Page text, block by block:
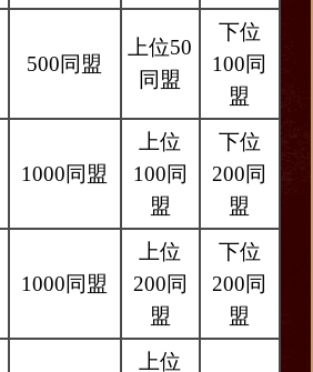
500同盟
上位50
同盟
下位
100同
盟
1000同盟
上位
100同
盟
下位
200同
盟
1000同盟
上位
200同
盟
下位
200同
盟
上位